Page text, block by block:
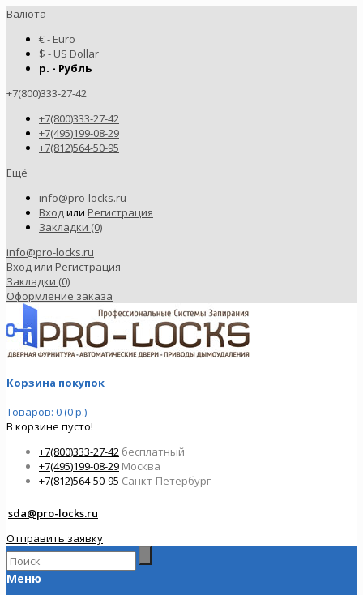
Валюта
€ - Euro
$ - US Dollar
р. - Рубль
+7(800)333-27-42
+7(800)333-27-42
+7(495)199-08-29
+7(812)564-50-95
Ещё
info@pro-locks.ru
Входили Регистрация
Закладки (0)
info@pro-locks.ru
Вход или Регистрация
Закладки (0)
Оформление заказа
Корзина покупок
Товаров: 0 (0 р.)
В корзине пусто!
+7(800)333-27-42 бесплатный
+7(495)199-08-29 Москва
+7(812)564-50-95 Санкт-Петербург
sda@pro-locks.ru
Отправить заявку
Меню